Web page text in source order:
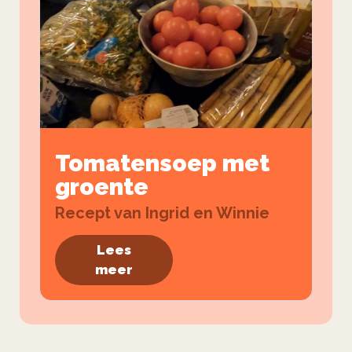
Tomatensoep met
groente
Recept van Ingrid en Winnie
Lees
meer